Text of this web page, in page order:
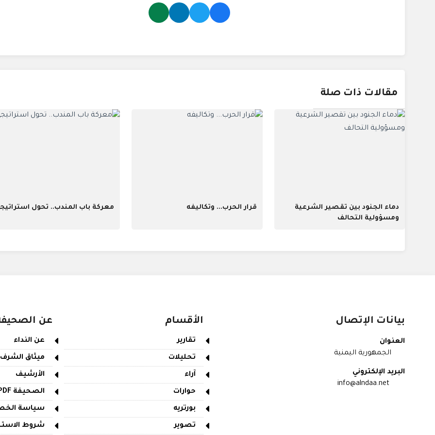
مقالات ذات صلة
دماء الجنود بين تقصير الشرعية
ومسؤولية التحالف
قرار الحرب... وتكاليفه معركة باب المندب.. تحول
بيانات الإتصال
العنوان
الجمهورية اليمنية
البريد الإلكتروني
info@alndaa.net
الأقسام
تقارير
تحليلات
آراء
حوارات
بورتريه
تصوير
عن
عن النداء
ميثاق الشرف
الأرشيف
الصحيفة PDF
سياسة
شروط